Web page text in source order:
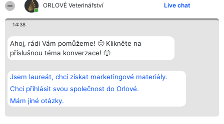
ORLOVÉ Veterinářství Live chat
14:38
Ahoj, rádi Vám pomůžeme! 🙂 Klikněte na
příslušnou téma konverzace! 🙂
Jsem laureát, chci získat marketingové materiály.
Chci přihlásit svou společnost do Orlové.
Mám jiné otázky.
Bright Side Solutions sp. z o.
o. sp. k.
ul. Ruska 22
Wrocław 50-079
KRS 0000749100 | Regon
381313360 | NIP 8943132676
Vítězové
Seznam všech
laureátů
Zásady
Zásady
Kontakt